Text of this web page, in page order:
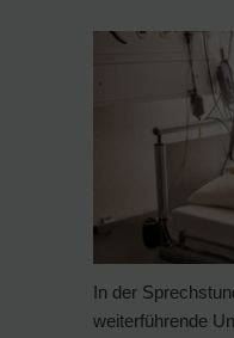
In der
weiterführende